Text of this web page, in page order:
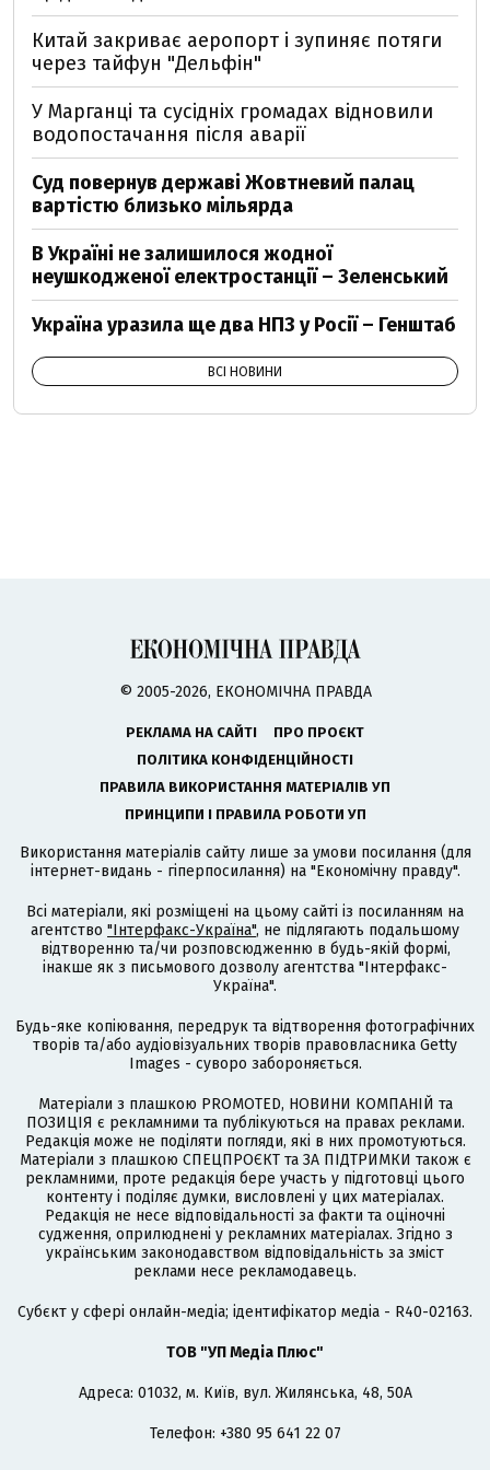
Китай закриває аеропорт і зупиняє потяги
через тайфун "Дельфін"
У Марганці та сусідніх громадах відновили
водопостачання після аварії
Суд повернув державі Жовтневий палац
вартістю близько мільярда
В Україні не залишилося жодної
неушкодженої електростанції – Зеленський
Україна уразила ще два НПЗ у Росії – Генштаб
ВСІ НОВИНИ
© 2005-2026, ЕКОНОМІЧНА ПРАВДА
РЕКЛАМА НА САЙТІ
ПРО ПРОЄКТ
ПОЛІТИКА КОНФІДЕНЦІЙНОСТІ
ПРАВИЛА ВИКОРИСТАННЯ МАТЕРІАЛІВ УП
ПРИНЦИПИ І ПРАВИЛА РОБОТИ УП
Використання матеріалів сайту лише за умови посилання (для
інтернет-видань - гіперпосилання) на "Економічну правду".
Всі матеріали, які розміщені на цьому сайті із посиланням на
агентство "Інтерфакс-Україна", не підлягають подальшому
відтворенню та/чи розповсюдженню в будь-якій формі,
інакше як з письмового дозволу агентства "Інтерфакс-
Україна".
Будь-яке копіювання, передрук та відтворення фотографічних
творів та/або аудіовізуальних творів правовласника Getty
Images - суворо забороняється.
Матеріали з плашкою PROMOTED, НОВИНИ КОМПАНІЙ та
ПОЗИЦІЯ є рекламними та публікуються на правах реклами.
Редакція може не поділяти погляди, які в них промотуються.
Матеріали з плашкою СПЕЦПРОЄКТ та ЗА ПІДТРИМКИ також є
рекламними, проте редакція бере участь у підготовці цього
контенту і поділяє думки, висловлені у цих матеріалах.
Редакція не несе відповідальності за факти та оціночні
судження, оприлюднені у рекламних матеріалах. Згідно з
українським законодавством відповідальність за зміст
реклами несе рекламодавець.
Cубєкт у сфері онлайн-медіа; ідентифікатор медіа - R40-02163.
ТОВ "УП Медіа Плюс"
Адреса: 01032, м. Київ, вул. Жилянська, 48, 50А
Телефон: +380 95 641 22 07